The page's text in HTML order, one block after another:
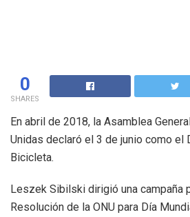
0
SHARES
En abril de 2018, la Asamblea
Unidas declaró el 3 de junio como el
Bicicleta​.
Leszek Sibilski dirigió una campaña
Resolución de la ONU para Día